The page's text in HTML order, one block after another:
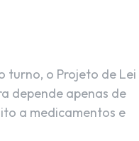
turno, o Projeto de Lei
depende apenas de
a medicamentos e